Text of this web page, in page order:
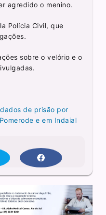
agredido o menino.
Polícia Civil, que
sobre o velório e o
de prisão por
e em Indaial